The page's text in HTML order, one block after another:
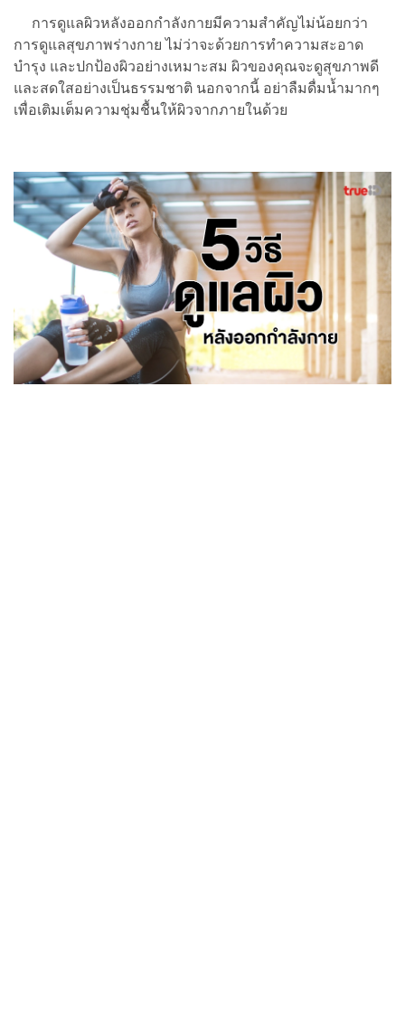
การดูแลผิวหลังออกกำลังกายมีความสำคัญไม่น้อยกว่า
การดูแลสุขภาพร่างกาย ไม่ว่าจะด้วยการทำความสะอาด
บำรุง และปกป้องผิวอย่างเหมาะสม ผิวของคุณจะดูสุขภาพดี
และสดใสอย่างเป็นธรรมชาติ นอกจากนี้ อย่าลืมดื่มน้ำมากๆ
เพื่อเติมเต็มความชุ่มชื้นให้ผิวจากภายในด้วย